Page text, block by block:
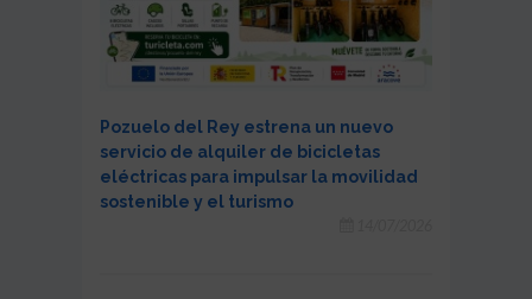
Pozuelo del Rey estrena un nuevo
servicio de alquiler de bicicletas
eléctricas para impulsar la movilidad
sostenible y el turismo